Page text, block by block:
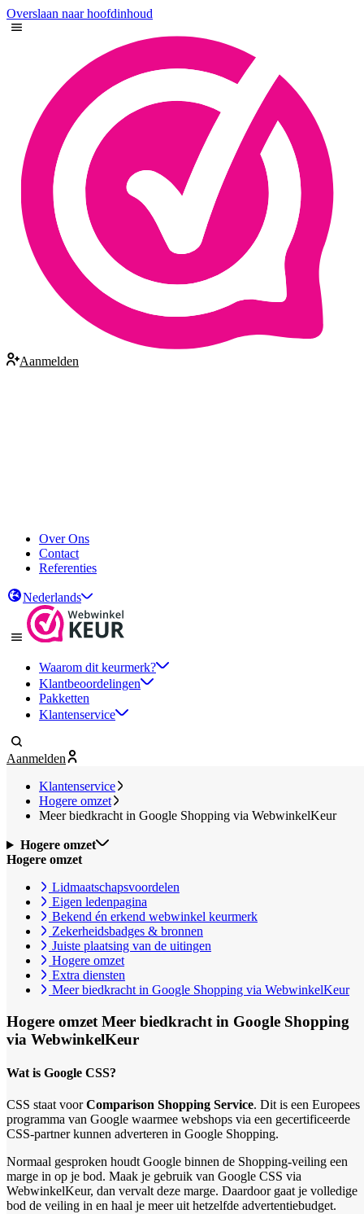
Overslaan naar hoofdinhoud
Aanmelden
Over Ons
Contact
Referenties
Nederlands
Waarom dit keurmerk?
Klantbeoordelingen
Pakketten
Klantenservice
Aanmelden
Klantenservice
Hogere omzet
Meer biedkracht in Google Shopping via WebwinkelKeur
Hogere omzet
Hogere omzet
Lidmaatschapsvoordelen
Eigen ledenpagina
Bekend én erkend webwinkel keurmerk
Zekerheidsbadges & bronnen
Juiste plaatsing van de uitingen
Hogere omzet
Extra diensten
Meer biedkracht in Google Shopping via WebwinkelKeur
Hogere omzet Meer biedkracht in Google Shopping
via WebwinkelKeur
Wat is Google CSS?
CSS staat voorComparison Shopping Service. Dit is een Europees
programma van Google waarmee webshops via een gecertificeerde
CSS-partner kunnen adverteren in Google Shopping.
Normaal gesproken houdt Google binnen de Shopping-veiling een
marge in op je bod. Maak je gebruik van Google CSS via
WebwinkelKeur, dan vervalt deze marge. Daardoor gaat je volledige
bod de veiling in en haal je meer uit hetzelfde advertentiebudget.